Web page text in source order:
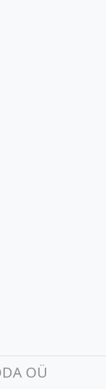
OÜ